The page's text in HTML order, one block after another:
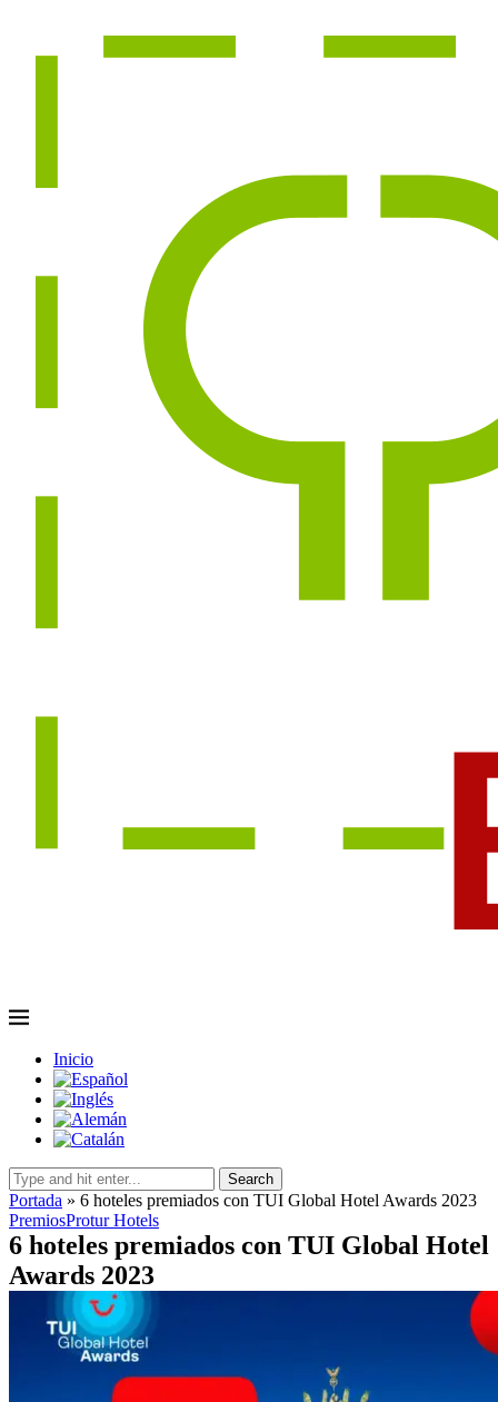
Inicio
Search
Portada » 6 hoteles premiados con TUI Global Hotel Awards 2023
PremiosProtur Hotels
6 hoteles premiados con TUI Global Hotel
Awards 2023